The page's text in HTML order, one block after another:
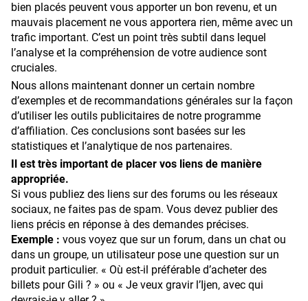
bien placés peuvent vous apporter un bon revenu, et un
mauvais placement ne vous apportera rien, même avec un
trafic important. C’est un point très subtil dans lequel
l’analyse et la compréhension de votre audience sont
cruciales.
Nous allons maintenant donner un certain nombre
d’exemples et de recommandations générales sur la façon
d’utiliser les outils publicitaires de notre programme
d’affiliation. Ces conclusions sont basées sur les
statistiques et l’analytique de nos partenaires.
Il est très important de placer vos liens de manière
appropriée.
Si vous publiez des liens sur des forums ou les réseaux
sociaux, ne faites pas de spam. Vous devez publier des
liens précis en réponse à des demandes précises.
Exemple : vous voyez que sur un forum, dans un chat ou
dans un groupe, un utilisateur pose une question sur un
produit particulier. « Où est-il préférable d’acheter des
billets pour Gili ? » ou « Je veux gravir l’Ijen, avec qui